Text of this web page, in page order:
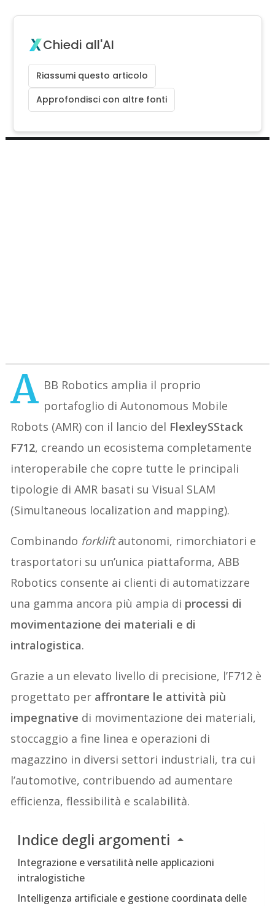
Chiedi all'AI
Riassumi questo articolo
Approfondisci con altre fonti
A BB Robotics amplia il proprio
portafoglio di Autonomous Mobile
Robots (AMR) con il lancio del FlexleySStack
F712, creando un ecosistema completamente
interoperabile che copre tutte le principali
tipologie di AMR basati su Visual SLAM
(Simultaneous localization and mapping).
Combinando forkliftautonomi, rimorchiatori e
trasportatori su un’unica piattaforma, ABB
Robotics consente ai clienti di automatizzare
una gamma ancora più ampia di processi di
movimentazione dei materiali e di
intralogistica.
Grazie a un elevato livello di precisione, l’F712 è
progettato per affrontare le attività più
impegnative di movimentazione dei materiali,
stoccaggio a fine linea e operazioni di
magazzino in diversi settori industriali, tra cui
l’automotive, contribuendo ad aumentare
efficienza, flessibilità e scalabilità.
Indice degli argomenti
Integrazione e versatilità nelle applicazioni
intralogistiche
Intelligenza artificiale e gestione coordinata delle